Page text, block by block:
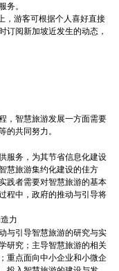
务。
，游客可根据个人喜好直接
订阅新加坡近发生的动态，
，智慧旅游发展一方面需要
的共同努力。
服务，为其节省信息化建设
慧旅游集约化建设的佳方
践者需要对智慧旅游的基本
程中，政府的推动与引导将
力
与引导智慧旅游的研究与实
研究；主导智慧旅游的相关
重点面向中小企业和小微企